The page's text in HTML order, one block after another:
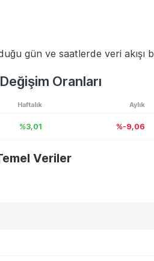
gün ve saatlerde veri akışı
Oranları
Haftalık Aylık
%3,01 %-9,06
Veriler